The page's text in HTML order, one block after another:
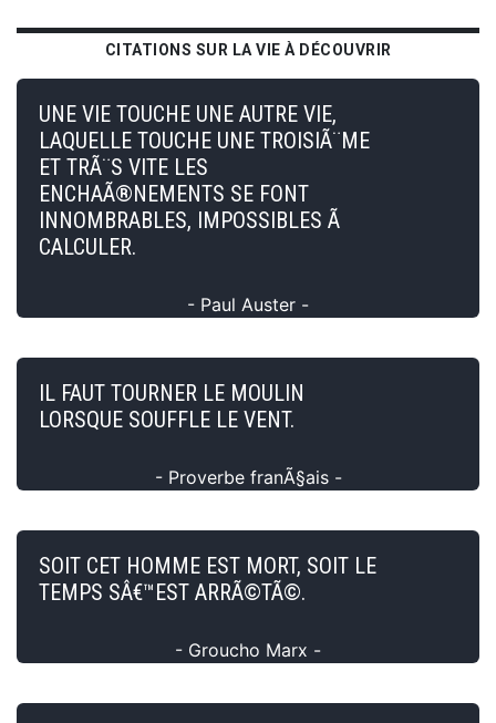
CITATIONS SUR LA VIE À DÉCOUVRIR
UNE VIE TOUCHE UNE AUTRE VIE,
LAQUELLE TOUCHE UNE TROISIÃ¨ME
ET TRÃ¨S VITE LES
ENCHAÃ®NEMENTS SE FONT
INNOMBRABLES, IMPOSSIBLES Ã
CALCULER.
- Paul Auster -
IL FAUT TOURNER LE MOULIN
LORSQUE SOUFFLE LE VENT.
- Proverbe franÃ§ais -
SOIT CET HOMME EST MORT, SOIT LE
TEMPS SÂ€™EST ARRÃ©TÃ©.
- Groucho Marx -